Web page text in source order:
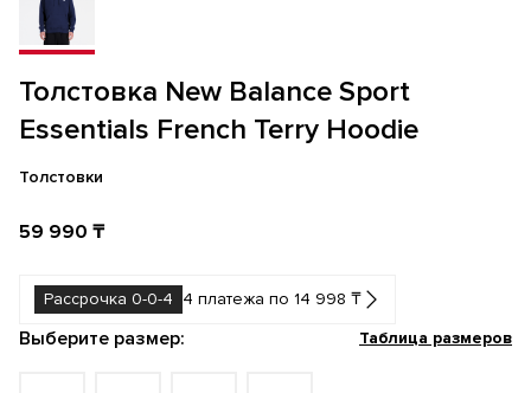
Толстовка New Balance Sport
Essentials French Terry Hoodie
Толстовки
59 990 ₸
Рассрочка 0-0-4 4 платежа по 14 998 ₸
Выберите размер: Таблица размеров